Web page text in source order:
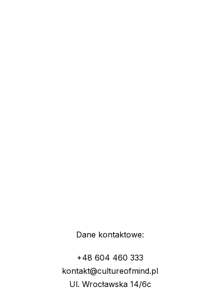
Dane kontaktowe:
+48 604 460 333
kontakt@cultureofmind.pl
Ul. Wrocławska 14/6c